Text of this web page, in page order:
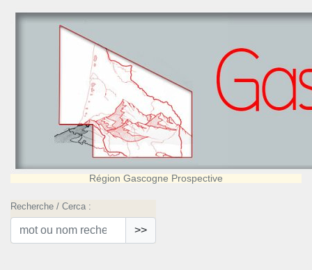
Région Gascogne Prospective
Recherche / Cerca :
>>